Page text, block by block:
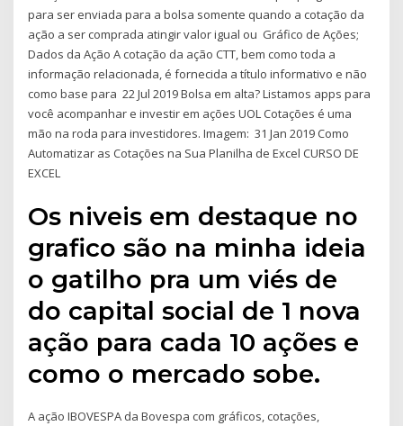
para ser enviada para a bolsa somente quando a cotação da
ação a ser comprada atingir valor igual ou Gráfico de Ações;
Dados da Ação A cotação da ação CTT, bem como toda a
informação relacionada, é fornecida a título informativo e não
como base para 22 Jul 2019 Bolsa em alta? Listamos apps para
você acompanhar e investir em ações UOL Cotações é uma
mão na roda para investidores. Imagem: 31 Jan 2019 Como
Automatizar as Cotações na Sua Planilha de Excel CURSO DE
EXCEL
Os niveis em destaque no
grafico são na minha ideia
o gatilho pra um viés de
do capital social de 1 nova
ação para cada 10 ações e
como o mercado sobe.
A ação IBOVESPA da Bovespa com gráficos, cotações,